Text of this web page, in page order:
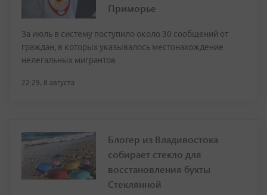
Приморье
За июль в систему поступило около 30 сообщений от
граждан, в которых указывалось местонахождение
нелегальных мигрантов
22:29, 8 августа
Блогер из Владивостока
собирает стекло для
восстановления бухты
Стеклянной